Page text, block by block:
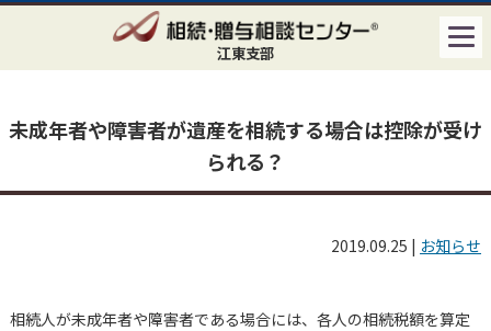
江東支部
未成年者や障害者が遺産を相続する場合は控除が受け
られる？
2019.09.25 | お知らせ
相続人が未成年者や障害者である場合には、各人の相続税額を算定